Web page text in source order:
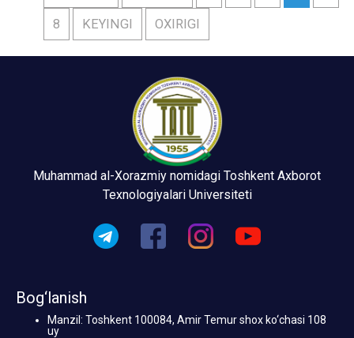
8 KEYINGI OXIRIGI
Muhammad al-Xorazmiy nomidagi Toshkent Axborot
Texnologiyalari Universiteti
Bog‘lanish
Manzil: Toshkent 100084, Amir Temur shox ko‘chasi 108
uy